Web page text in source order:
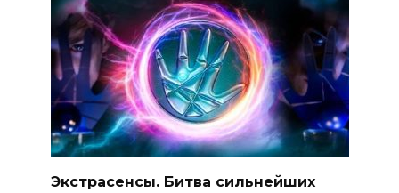
Экстрасенсы. Битва сильнейших